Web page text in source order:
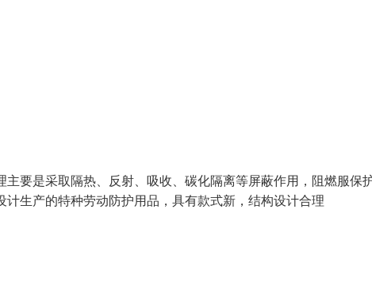
要是采取隔热、反射、吸收、碳化隔离等屏蔽作用，阻燃服保
生产的特种劳动防护用品，具有款式新，结构设计合理